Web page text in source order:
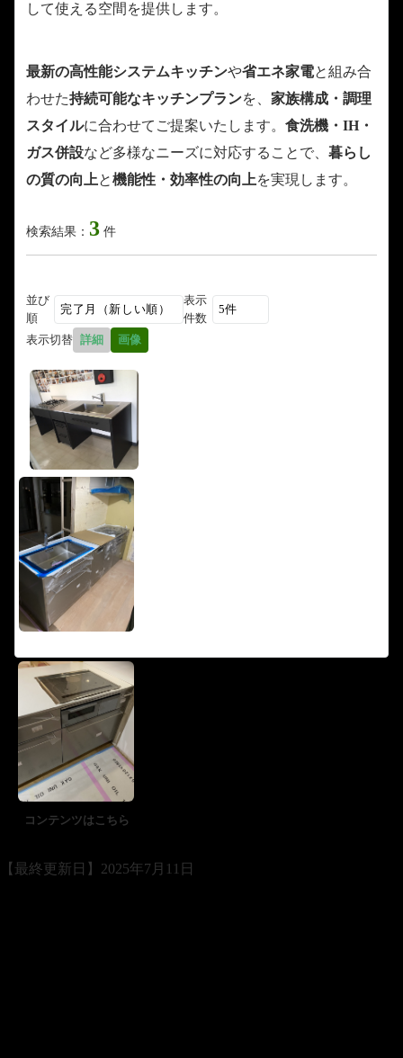
して使える空間を提供します。
最新の高性能システムキッチンや省エネ家電と組み合
わせた持続可能なキッチンプランを、 家族構成・調理
スタイルに合わせてご提案いたします。 食洗機・IH・
ガス併設など多様なニーズに対応することで、 暮らし
の質の向上と機能性・効率性の向上を実現します。
検索結果： 3 件
並び
順
表示
件数
表示切替 詳細 画像
コンテンツはこちら
【最終更新日】2025年7月11日